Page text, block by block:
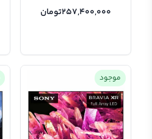
257,400,000تومان
موجود